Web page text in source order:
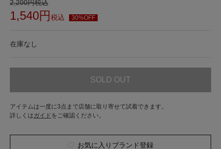
2,200円税込
1,540円税込 30%OFF
在庫なし
SOLD OUT
アイテムは一度に3点まで店舗に取り寄せて試着できます。
詳しくはガイド をご確認ください。
お気に入りブランド登録